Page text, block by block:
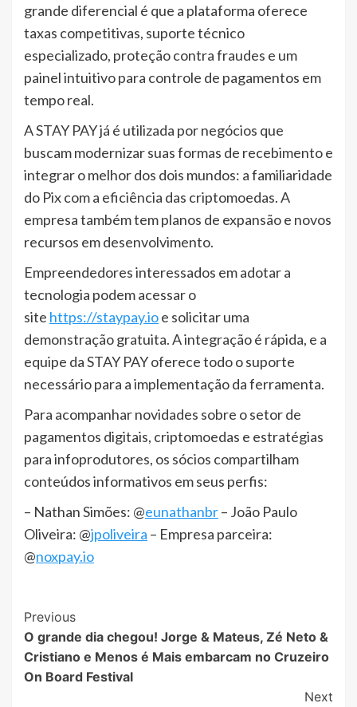
grande diferencial é que a plataforma oferece
taxas competitivas, suporte técnico
especializado, proteção contra fraudes e um
painel intuitivo para controle de pagamentos em
tempo real.
A STAY PAY já é utilizada por negócios que
buscam modernizar suas formas de recebimento e
integrar o melhor dos dois mundos: a familiaridade
do Pix com a eficiência das criptomoedas. A
empresa também tem planos de expansão e novos
recursos em desenvolvimento.
Empreendedores interessados em adotar a
tecnologia podem acessar o
site https://staypay.ioe solicitar uma
demonstração gratuita. A integração é rápida, e a
equipe da STAY PAY oferece todo o suporte
necessário para a implementação da ferramenta.
Para acompanhar novidades sobre o setor de
pagamentos digitais, criptomoedas e estratégias
para infoprodutores, os sócios compartilham
conteúdos informativos em seus perfis:
– Nathan Simões: @eunathanbr– João Paulo
Oliveira: @jpoliveira – Empresa parceira:
@noxpay.io
Post
Navigation
Previous
O grande dia chegou! Jorge & Mateus, Zé Neto &
Cristiano e Menos é Mais embarcam no Cruzeiro
On Board Festival
Next